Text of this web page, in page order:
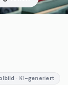
· KI-generiert